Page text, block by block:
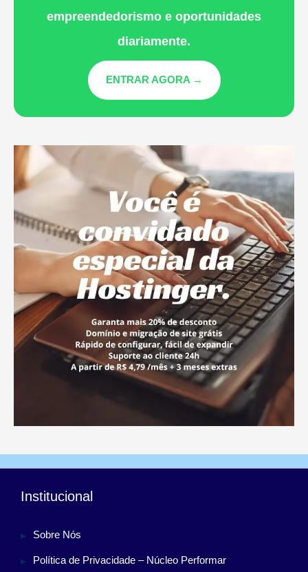
empreendedorismo e oportunidades
diariamente.
ENTRAR AGORA →
Institucional
Sobre Nós
Política de Privacidade – Núcleo Performar